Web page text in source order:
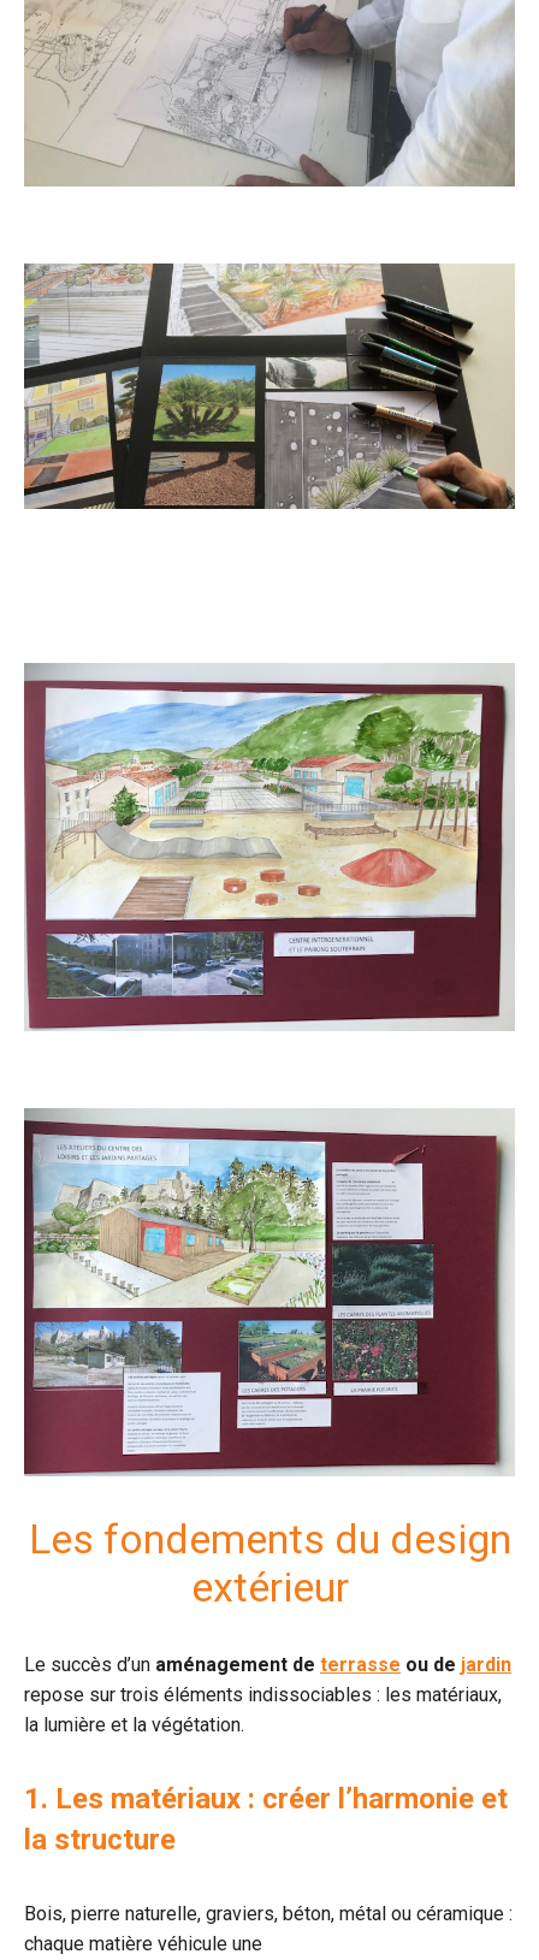
Les fondements du design
extérieur
Le succès d’un aménagement de terrasse ou de jardin
repose sur trois éléments indissociables : les matériaux,
la lumière et la végétation.
1. Les matériaux : créer l’harmonie et
la structure
Bois, pierre naturelle, graviers, béton, métal ou céramique :
chaque matière véhicule une